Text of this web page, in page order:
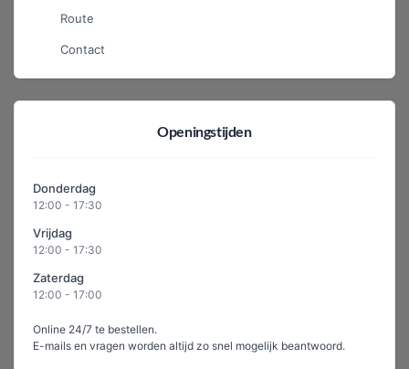
Route
Contact
Openingstijden
Donderdag
12:00 - 17:30
Vrijdag
12:00 - 17:30
Zaterdag
12:00 - 17:00
Online 24/7 te bestellen.
E-mails en vragen worden altijd zo snel mogelijk beantwoord.